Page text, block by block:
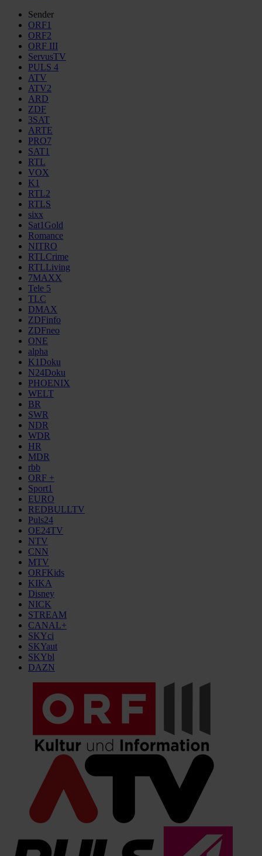
Sender
ORF1
ORF2
ORF III
ServusTV
PULS 4
ATV
ATV2
ARD
ZDF
3SAT
ARTE
PRO7
SAT1
RTL
VOX
K1
RTL2
RTLS
sixx
Sat1Gold
Romance
NITRO
RTLCrime
RTLLiving
7MAXX
Tele 5
TLC
DMAX
ZDFinfo
ZDFneo
ONE
alpha
K1Doku
N24Doku
PHOENIX
WELT
BR
SWR
NDR
WDR
HR
MDR
rbb
ORF +
Sport1
EURO
REDBULLTV
Puls24
OE24TV
NTV
CNN
MTV
ORFKids
KIKA
Disney
NICK
STREAM
CANAL+
SKYci
SKYaut
SKYbl
DAZN